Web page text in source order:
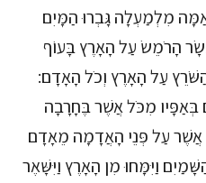
מִלְמַעְלָה גָּבְרוּ הַמָּיִם
בָּשָׂר הָרֹמֵשׂ עַל הָאָרֶץ בָּעוֹף
עַל הָאָרֶץ וְכֹל הָאָדָם:
בְּאַפָּיו מִכֹּל אֲשֶׁר בֶּחָרָבָה
אֲשֶׁר עַל פְּנֵי הָאֲדָמָה מֵאָדָם
וַיִּמָּחוּ מִן הָאָרֶץ וַיִּשָּׁאֶר